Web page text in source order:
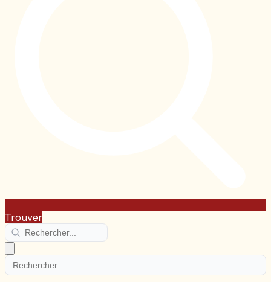
Trouver